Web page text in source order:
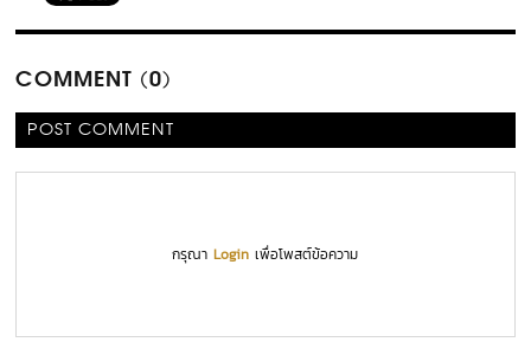
COMMENT (0)
POST COMMENT
กรุณาLogin เพื่อโพสต์ข้อความ